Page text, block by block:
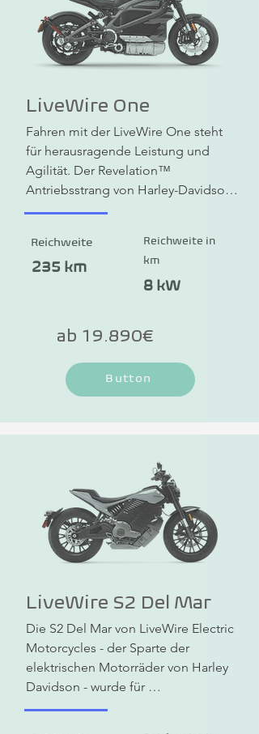
LiveWire One
Fahren mit der LiveWire One steht
für herausragende Leistung und
Agilität. Der Revelation™
Antriebsstrang von Harley-Davidson
sorgt für eine lineare und konstante
liefert 105 PS und ein Drehmoment
von 106 Nm. Im Stand, verschafft ein
haptischer Impuls (Virbrationen) eine
sozusagen der Herzschlag des e-
Motorrades. Der schlanke Rahmen
aus Leichtmetallguss ist auf Agilität
ausgelegt und bietet souveräne
sportliches Fahrgefühl auf
der Stadt bis zu 235 km.
Reichweite
235 km
Reichweite in
km
8 kW
ab 19.890€
Button
LiveWire S2 Del Mar
Die S2 Del Mar von LiveWire Electric
Motorcycles - der Sparte der
elektrischen Motorräder von Harley
Davidson - wurde für
Geschwindigkeit, Wendigkeit und